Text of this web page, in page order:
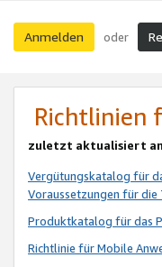
Anmelden oder
Richtlinien
zuletzt aktualisiert
Vergütungskatalog für
Voraussetzungen für
Produktkatalog für das
Richtlinie für Mobile